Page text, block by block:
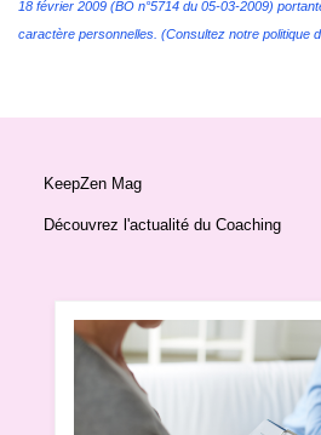
18 février 2009 (BO n°5714 du 05-03-2009)
caractère personnelles. (Consultez notre politique
KeepZen Mag
Découvrez l'actualité du Coaching